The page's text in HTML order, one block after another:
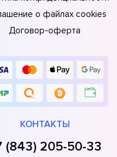
о файлах cookies
Договор-оферта
КОНТАКТЫ
(843) 205-50-33